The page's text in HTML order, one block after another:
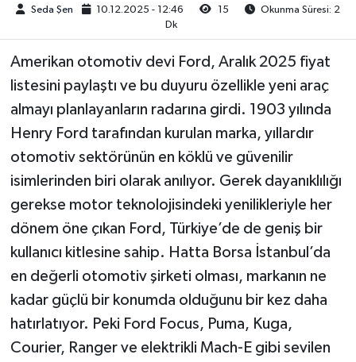
Seda Şen 10.12.2025 - 12:46 15
Okunma Süresi: 2
Dk
Amerikan otomotiv devi Ford, Aralık 2025 fiyat
listesini paylaştı ve bu duyuru özellikle yeni araç
almayı planlayanların radarına girdi. 1903 yılında
Henry Ford tarafından kurulan marka, yıllardır
otomotiv sektörünün en köklü ve güvenilir
isimlerinden biri olarak anılıyor. Gerek dayanıklılığı
gerekse motor teknolojisindeki yenilikleriyle her
dönem öne çıkan Ford, Türkiye’de de geniş bir
kullanıcı kitlesine sahip. Hatta Borsa İstanbul’da
en değerli otomotiv şirketi olması, markanın ne
kadar güçlü bir konumda olduğunu bir kez daha
hatırlatıyor. Peki Ford Focus, Puma, Kuga,
Courier, Ranger ve elektrikli Mach-E gibi sevilen